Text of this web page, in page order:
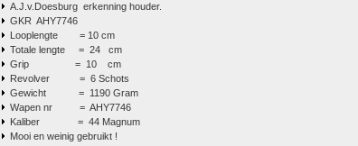
A.J.v.Doesburg erkenning houder.
GKR AHY7746
Looplengte = 10 cm
Totale lengte = 24 cm
Grip = 10 cm
Revolver = 6 Schots
Gewicht = 1190 Gram
Wapen nr = AHY7746
Kaliber = 44 Magnum
Mooi en weinig gebruikt !